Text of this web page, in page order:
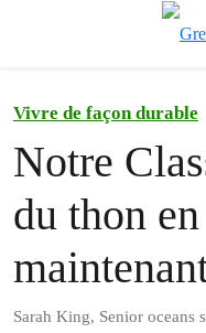
Vivre de façon durable
Notre
du thon
Sarah King, Senior oceans